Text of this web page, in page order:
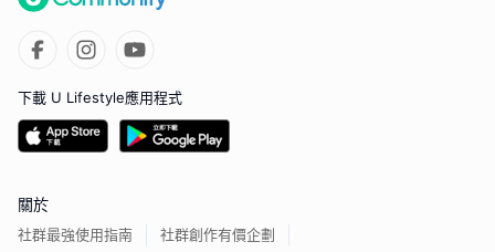
下載 U Lifestyle應用程式
關於
社群最強使用指南 社群創作有價企劃